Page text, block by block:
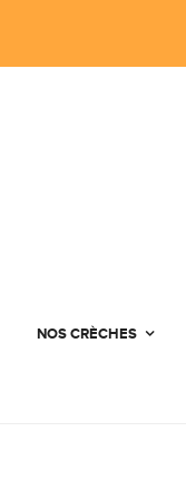
NOS CRÈCHES